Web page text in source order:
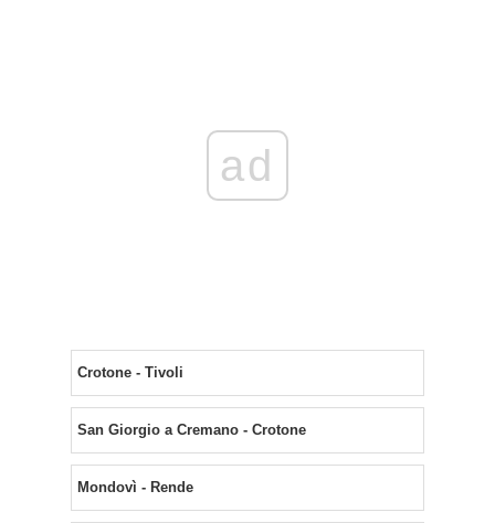
ad
Crotone - Tivoli
San Giorgio a Cremano - Crotone
Mondovì - Rende